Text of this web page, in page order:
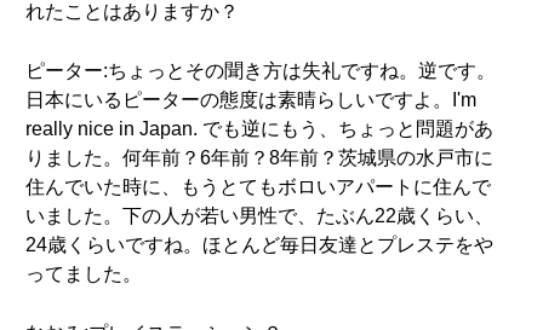
れたことはありますか？
ピーター:ちょっとその聞き方は失礼ですね。逆です。
日本にいるピーターの態度は素晴らしいですよ。I'm
really nice in Japan. でも逆にもう、ちょっと問題があ
りました。何年前？6年前？8年前？茨城県の水戸市に
住んでいた時に、もうとてもボロいアパートに住んで
いました。下の人が若い男性で、たぶん22歳くらい、
24歳くらいですね。ほとんど毎日友達とプレステをや
ってました。